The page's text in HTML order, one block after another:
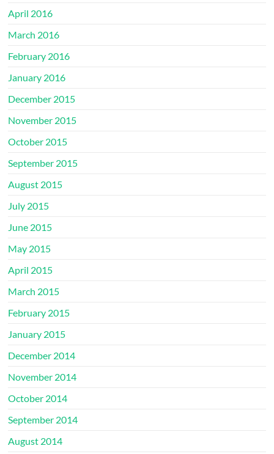
April 2016
March 2016
February 2016
January 2016
December 2015
November 2015
October 2015
September 2015
August 2015
July 2015
June 2015
May 2015
April 2015
March 2015
February 2015
January 2015
December 2014
November 2014
October 2014
September 2014
August 2014